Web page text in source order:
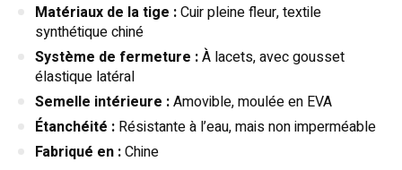
Matériaux de la tige :Cuir pleine fleur, textile
synthétique chiné
Système de fermeture :À lacets, avec gousset
élastique latéral
Semelle intérieure :Amovible, moulée en EVA
Étanchéité : Résistante à l’eau, mais non imperméable
Fabriqué en :Chine